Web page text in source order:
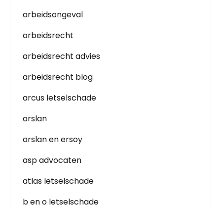
arbeidsongeval
arbeidsrecht
arbeidsrecht advies
arbeidsrecht blog
arcus letselschade
arslan
arslan en ersoy
asp advocaten
atlas letselschade
b en o letselschade